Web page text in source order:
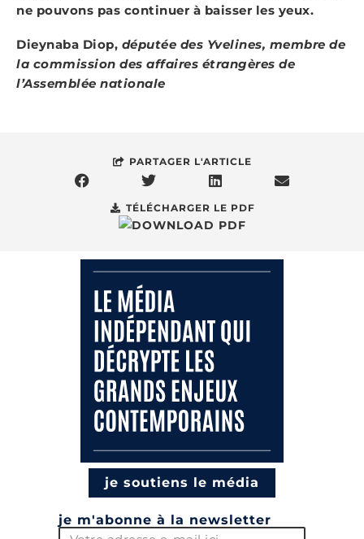
ne pouvons pas continuer à baisser les yeux.
Dieynaba Diop, députée des Yvelines, membre de
la commission des affaires étrangères de
l’Assemblée nationale
PARTAGER L'ARTICLE
TÉLÉCHARGER LE PDF
je soutiens le média
je m'abonne à la newsletter